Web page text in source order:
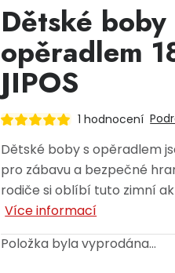
Dětské boby
opěradlem
JIPOS
1 hodnocení
Dětské boby s opěradlem
pro zábavu a bezpečné
rodiče si oblíbí tuto zimní
Více informací
Položka byla vyprodána…